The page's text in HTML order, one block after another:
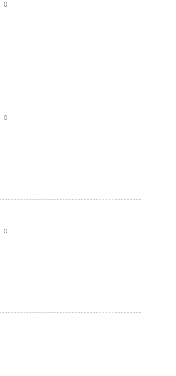
0
0
0